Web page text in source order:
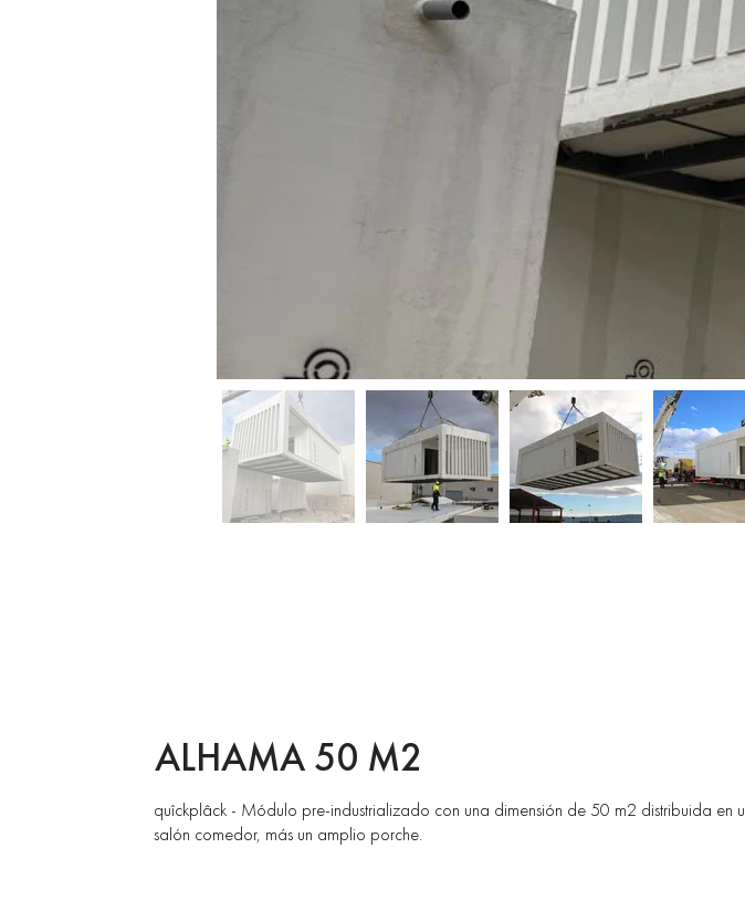
ALHAMA 50 M2
quîckplâck - Módulo pre-industrializado con una dimensión de 50 m2 distribuida
salón comedor, más un amplio porche.